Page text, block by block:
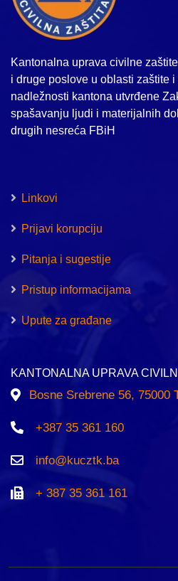
Kantonalna uprava civilne
i druge poslove u oblasti zaštite
nadležnosti kantona utvrđene
spašavanju ljudi i materijalnih
drugih nesreća FBiH
Linkovi
Prijavi korupciju
Pitanja i sugestije
Pristup informacijama
Upute za građane
KANTONALNA UPRAVA
Bosne Srebrene 56, 75000
+387 35 361 160
info@kucztk.ba
+ 387 35 361 161